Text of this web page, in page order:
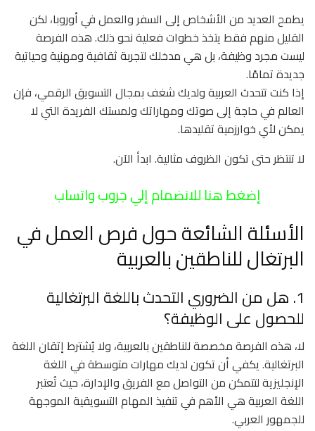
يطمح العديد من الأشخاص إلى السفر والعمل في أوروبا، لكن
القليل منهم فقط يتخذ خطوات فعلية نحو ذلك. هذه الفرصة
ليست مجرد وظيفة، بل هي مدخلك لتجربة ثقافية ومهنية وحياتية
جديدة تمامًا.
إذا كنت تتحدث العربية ولديك شغف بمجال التسويق الرقمي، فإن
العالم في حاجة إلى صوتك ومهاراتك ولمستك الفريدة التي لا
يمكن لأي خوارزمية تقليدها.
لا تنتظر حتى تكون الظروف مثالية. ابدأ الآن.
إضغط هنا للانضمام إلي جروب واتساب
الأسئلة الشائعة حول فرص العمل في
البرتغال للناطقين بالعربية
1. هل من الضروري التحدث باللغة البرتغالية
للحصول على الوظيفة؟
لا، هذه الفرصة مخصصة للناطقين بالعربية، ولا يُشترط إتقان اللغة
البرتغالية. يكفي أن تكون لديك مهارات متوسطة في اللغة
الإنجليزية لتتمكن من التواصل مع الفريق والإدارة، حيث تُعتبر
اللغة العربية هي الأهم في تنفيذ المهام التسويقية الموجهة
للجمهور العربي.